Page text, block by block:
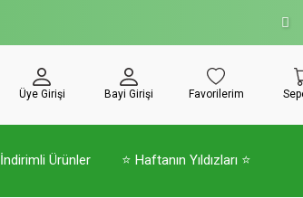
Üye Girişi Bayi Girişi Favorilerim
İndirimli Ürünler ⭐ Haftanın Yıldızları ⭐